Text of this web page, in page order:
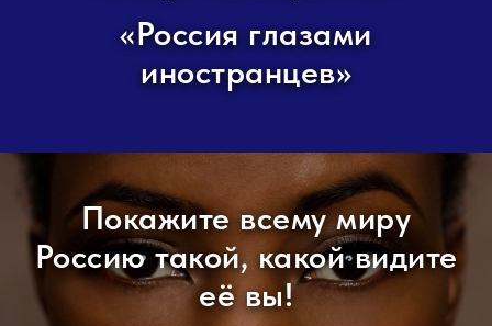
«Россия глазами
иностранцев»
Покажите всему миру
Россию такой, какой видите
её вы!